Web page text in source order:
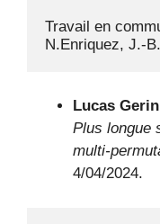
Travail en
N.Enriquez, J.-
Lucas
Plus longue
multi-
4/04/2024.